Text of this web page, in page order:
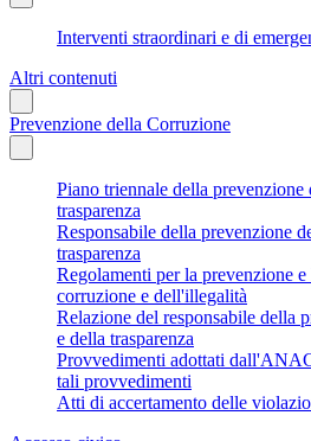
Interventi straordinari e di
Altri contenuti
Prevenzione della Corruzione
Piano triennale della prevenzione
trasparenza
Responsabile della prevenzione
trasparenza
Regolamenti per la prevenzione e
corruzione e dell'illegalità
Relazione del responsabile della
e della trasparenza
Provvedimenti adottati
tali provvedimenti
Atti di accertamento delle